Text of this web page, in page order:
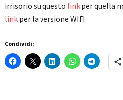
irrisorio su questo link per quella
link per la versione WIFI.
Condividi: